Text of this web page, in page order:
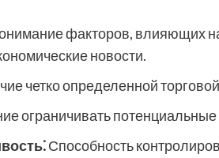
факторов, влияющих
новости.
четко определенной
ограничивать
Способность